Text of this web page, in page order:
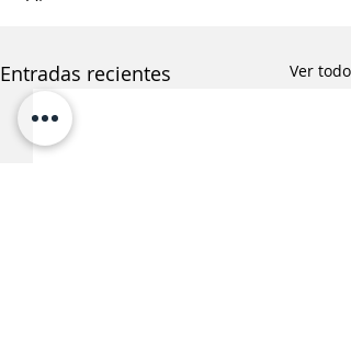
Entradas recientes Ver todo